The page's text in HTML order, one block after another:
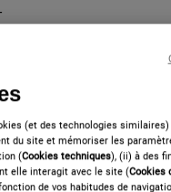
(et des technologies
du site et mémoriser les
(Cookies techniques), (ii) à des
elle interagit avec le site (Cookies
de vos habitudes de